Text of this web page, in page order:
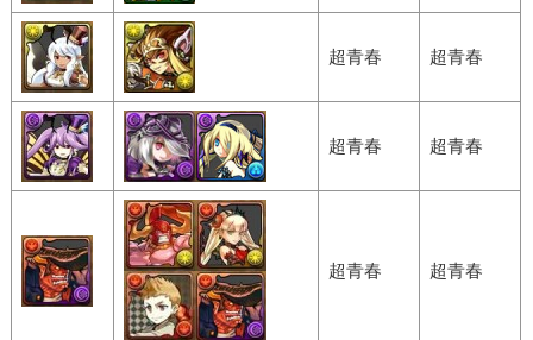
超青春 超青春
超青春 超青春
超青春 超青春